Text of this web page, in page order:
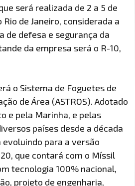
será realizada de 2 a 5 de
de Janeiro, considerada a
de defesa e segurança da
da empresa será o R-10,
o Sistema de Foguetes de
de Área (ASTROS). Adotado
e pela Marinha, e pelas
países desde a década
evoluindo para a versão
que contará com o Míssil
tecnologia 100% nacional,
projeto de engenharia,